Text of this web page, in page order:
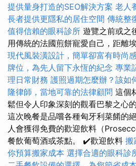
提供量身打造的SEO解決方案 老人
長者提供更隱私的居住空間 傳統整
值得信賴的眼科診所 遊覽之前或之
用傳統的法國煎餅寵愛自己，距離
現代風裝潢設計，簡單卻富有時尚
牌位，為先人留下永恆的紀念 專業
理日常財務 護照過期怎麼辦？該如
隆律師，當地可靠的法律顧問 這個
鬆但令人印象深刻的觀看巴黎之
這次晚餐是品嚐各種匈牙利菜餚的
人會獲得免費的歡迎飲料（
餐飲葡萄酒或茶點。 ✔️歡迎飲料 搬
你預算搬家成本 選擇合適的眼科診